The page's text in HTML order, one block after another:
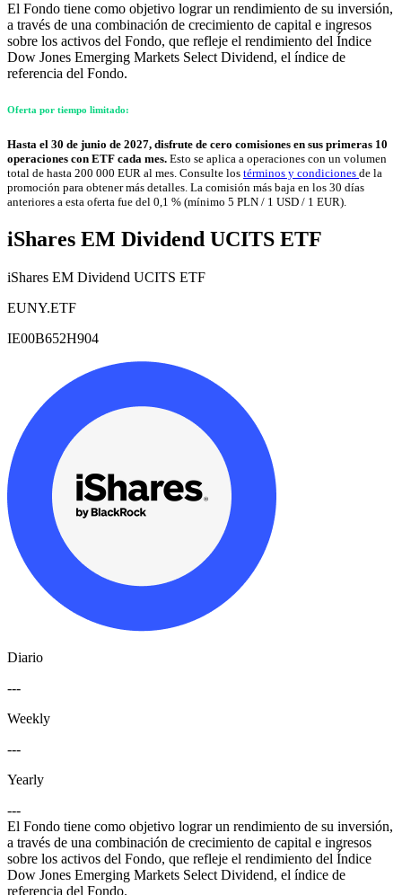
El Fondo tiene como objetivo lograr un rendimiento de su inversión,
a través de una combinación de crecimiento de capital e ingresos
sobre los activos del Fondo, que refleje el rendimiento del Índice
Dow Jones Emerging Markets Select Dividend, el índice de
referencia del Fondo.
Oferta por tiempo limitado:
Hasta el 30 de junio de 2027, disfrute de cero comisiones en sus primeras 10
operaciones con ETF cada mes. Esto se aplica a operaciones con un volumen
total de hasta 200 000 EUR al mes. Consulte los términos y condiciones de la
promoción para obtener más detalles. La comisión más baja en los 30 días
anteriores a esta oferta fue del 0,1 % (mínimo 5 PLN / 1 USD / 1 EUR).
iShares EM Dividend UCITS ETF
iShares EM Dividend UCITS ETF
EUNY.ETF
IE00B652H904
Diario
---
Weekly
---
Yearly
---
El Fondo tiene como objetivo lograr un rendimiento de su inversión,
a través de una combinación de crecimiento de capital e ingresos
sobre los activos del Fondo, que refleje el rendimiento del Índice
Dow Jones Emerging Markets Select Dividend, el índice de
referencia del Fondo.